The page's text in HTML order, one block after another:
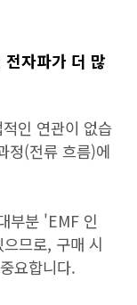
자파가 더 많
인 연관이 없습
정(전류 흐름)에
부분 'EMF 인
므로, 구매 시
요합니다.